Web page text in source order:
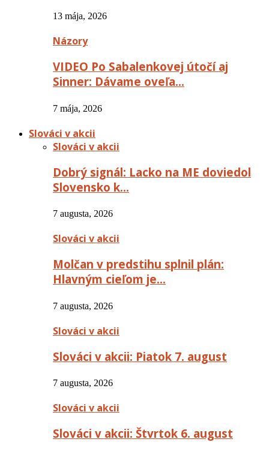
13 mája, 2026
Názory
VIDEO Po Sabalenkovej útočí aj
Sinner: Dávame oveľa…
7 mája, 2026
Slováci v akcii
Slováci v akcii
Dobrý signál: Lacko na ME doviedol
Slovensko k…
7 augusta, 2026
Slováci v akcii
Molčan v predstihu splnil plán:
Hlavným cieľom je…
7 augusta, 2026
Slováci v akcii
Slováci v akcii: Piatok 7. august
7 augusta, 2026
Slováci v akcii
Slováci v akcii: Štvrtok 6. august